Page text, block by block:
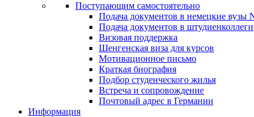
Поступающим самостоятельно
Подача документов в немецкие вузы
Подача документов в штудиенколлеги
Визовая поддержка
Шенгенская виза для курсов
Мотивационное письмо
Краткая биография
Подбор студенческого жилья
Встреча и сопровождение
Почтовый адрес в Германии
Информация